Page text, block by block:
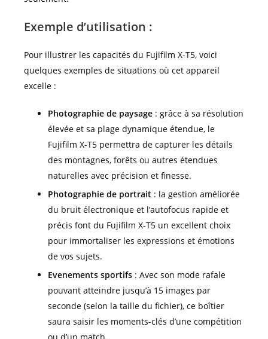
Exemple d’utilisation :
Pour illustrer les capacités du Fujifilm X-T5, voici
quelques exemples de situations où cet appareil
excelle :
Photographie de paysage : grâce à sa résolution
élevée et sa plage dynamique étendue, le
Fujifilm X-T5 permettra de capturer les détails
des montagnes, forêts ou autres étendues
naturelles avec précision et finesse.
Photographie de portrait : la gestion améliorée
du bruit électronique et l’autofocus rapide et
précis font du Fujifilm X-T5 un excellent choix
pour immortaliser les expressions et émotions
de vos sujets.
Evenements sportifs : Avec son mode rafale
pouvant atteindre jusqu’à 15 images par
seconde (selon la taille du fichier), ce boîtier
saura saisir les moments-clés d’une compétition